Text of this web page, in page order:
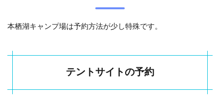
本栖湖キャンプ場は予約方法が少し特殊です。
テントサイトの予約